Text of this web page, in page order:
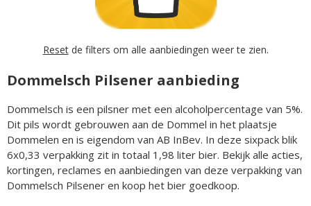
Resetde filters om alle aanbiedingen weer te zien.
Dommelsch Pilsener aanbieding
Dommelsch is een pilsner met een alcoholpercentage van 5%.
Dit pils wordt gebrouwen aan de Dommel in het plaatsje
Dommelen en is eigendom van AB InBev. In deze sixpack blik
6x0,33 verpakking zit in totaal 1,98 liter bier. Bekijk alle acties,
kortingen, reclames en aanbiedingen van deze verpakking van
Dommelsch Pilsener en koop het bier goedkoop.